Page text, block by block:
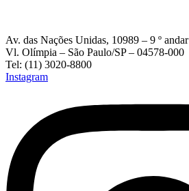
Av. das Nações Unidas, 10989 – 9 º andar
Vl. Olímpia – São Paulo/SP – 04578-000
Tel: (11) 3020-8800
Instagram